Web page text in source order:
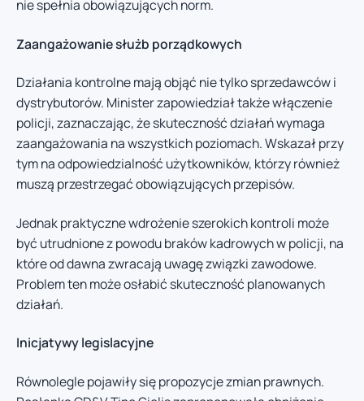
nie spełnia obowiązujących norm.
Zaangażowanie służb porządkowych
Działania kontrolne mają objąć nie tylko sprzedawców i
dystrybutorów. Minister zapowiedział także włączenie
policji, zaznaczając, że skuteczność działań wymaga
zaangażowania na wszystkich poziomach. Wskazał przy
tym na odpowiedzialność użytkowników, którzy również
muszą przestrzegać obowiązujących przepisów.
Jednak praktyczne wdrożenie szerokich kontroli może
być utrudnione z powodu braków kadrowych w policji, na
które od dawna zwracają uwagę związki zawodowe.
Problem ten może osłabić skuteczność planowanych
działań.
Inicjatywy legislacyjne
Równolegle pojawiły się propozycje zmian prawnych.